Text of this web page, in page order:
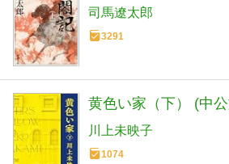
司馬遼太郎
3291
黄色い家（下） (中
川上未映子
1074